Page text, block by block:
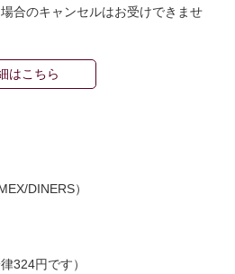
合のキャンセルはお受けできませ
はこちら
DINERS）
324円です）